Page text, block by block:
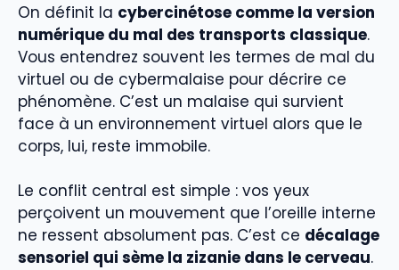
On définit la cybercinétose comme la version
numérique du mal des transports classique.
Vous entendrez souvent les termes de mal du
virtuel ou de cybermalaise pour décrire ce
phénomène. C’est un malaise qui survient
face à un environnement virtuel alors que le
corps, lui, reste immobile.
Le conflit central est simple : vos yeux
perçoivent un mouvement que l’oreille interne
ne ressent absolument pas. C’est ce décalage
sensoriel qui sème la zizanie dans le cerveau.